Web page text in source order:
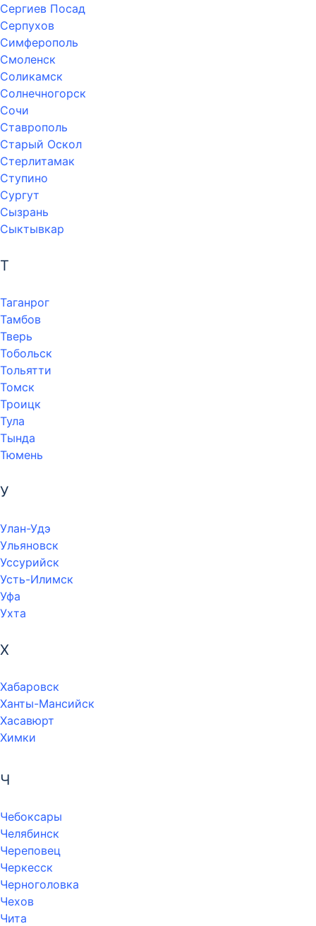
Сергиев Посад
Серпухов
Симферополь
Смоленск
Соликамск
Солнечногорск
Сочи
Ставрополь
Старый Оскол
Стерлитамак
Ступино
Сургут
Сызрань
Сыктывкар
Т
Таганрог
Тамбов
Тверь
Тобольск
Тольятти
Томск
Троицк
Тула
Тында
Тюмень
У
Улан-Удэ
Ульяновск
Уссурийск
Усть-Илимск
Уфа
Ухта
Х
Хабаровск
Ханты-Мансийск
Хасавюрт
Химки
Ч
Чебоксары
Челябинск
Череповец
Черкесск
Черноголовка
Чехов
Чита